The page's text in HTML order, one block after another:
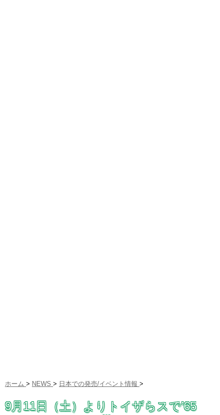
ホーム > NEWS > 日本での発売/イベント情報 >
9月11日（土）よりトイザらスで’65